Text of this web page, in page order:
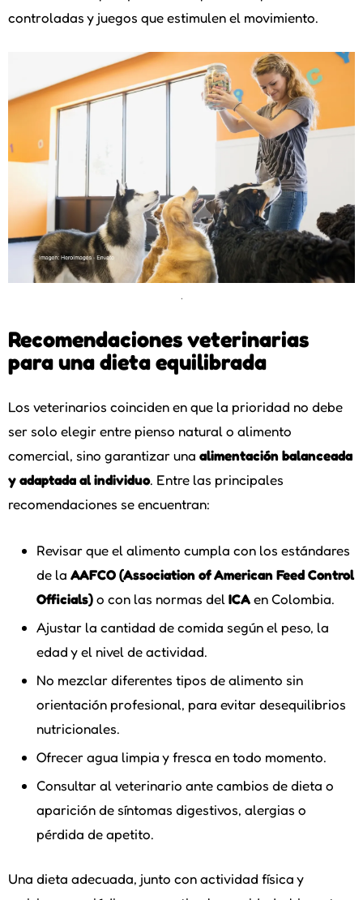
controladas y juegos que estimulen el movimiento.
.
Recomendaciones veterinarias
para una dieta equilibrada
Los veterinarios coinciden en que la prioridad no debe
ser solo elegir entre pienso natural o alimento
comercial, sino garantizar una alimentación balanceada
y adaptada al individuo. Entre las principales
recomendaciones se encuentran:
Revisar que el alimento cumpla con los estándares
de la AAFCO (Association of American Feed Control
Officials)o con las normas delICAen Colombia.
Ajustar la cantidad de comida según el peso, la
edad y el nivel de actividad.
No mezclar diferentes tipos de alimento sin
orientación profesional, para evitar desequilibrios
nutricionales.
Ofrecer agua limpia y fresca en todo momento.
Consultar al veterinario ante cambios de dieta o
aparición de síntomas digestivos, alergias o
pérdida de apetito.
Una dieta adecuada, junto con actividad física y